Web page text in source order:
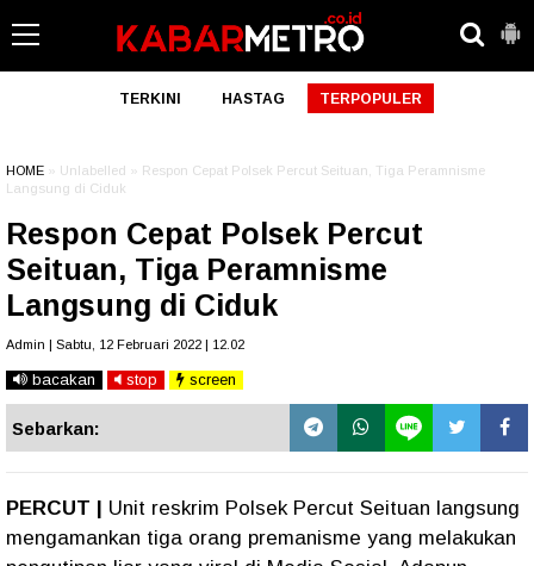
TERKINI HASTAG TERPOPULER
HOME » Unlabelled » Respon Cepat Polsek Percut Seituan, Tiga Peramnisme
Langsung di Ciduk
Respon Cepat Polsek Percut
Seituan, Tiga Peramnisme
Langsung di Ciduk
Admin | Sabtu, 12 Februari 2022 | 12.02
bacakan stop screen
Sebarkan:
PERCUT | Unit reskrim Polsek Percut Seituan langsung
mengamankan tiga orang premanisme yang melakukan